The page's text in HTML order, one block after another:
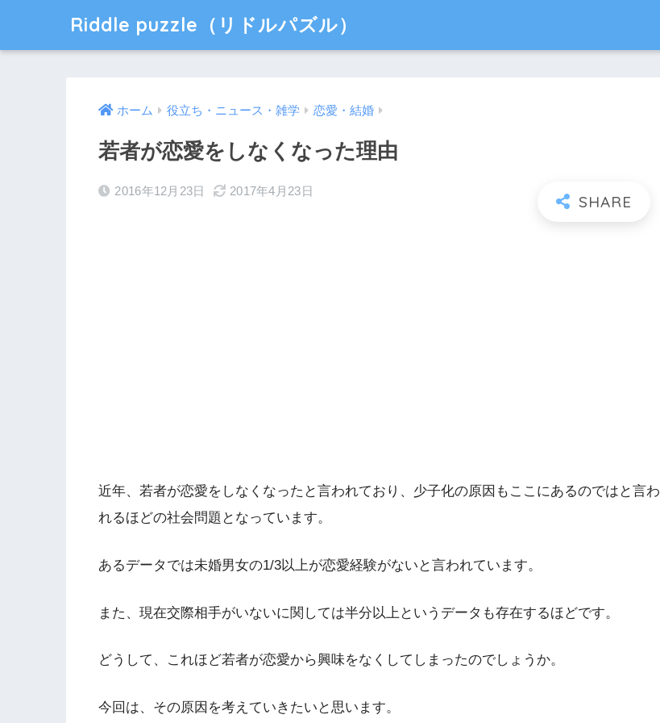
Riddle puzzle（リドルパズル）
ホーム 役立ち・ニュース・雑学 恋愛・結婚
若者が恋愛をしなくなった理由
2016年12月23日 2017年4月23日
近年、若者が恋愛をしなくなったと言われており、少子化の原因もここにあるのではと言わ
れるほどの社会問題となっています。
あるデータでは未婚男女の1/3以上が恋愛経験がないと言われています。
また、現在交際相手がいないに関しては半分以上というデータも存在するほどです。
どうして、これほど若者が恋愛から興味をなくしてしまったのでしょうか。
今回は、その原因を考えていきたいと思います。